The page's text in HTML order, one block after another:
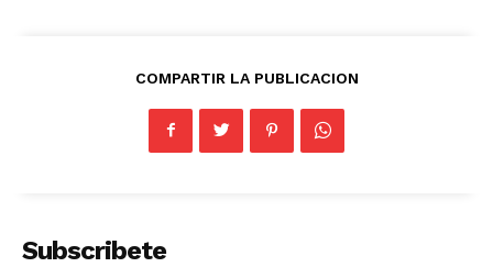
COMPARTIR LA PUBLICACION
Subscribete